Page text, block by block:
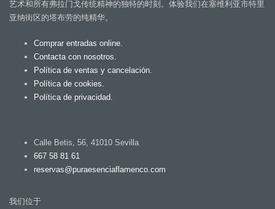
艺术和所有弗拉门戈传统精神的独特的时刻。体验我们在塞维利亚市特里
亚纳街区的塔布劳的纯精华。
Comprar entradas online.
Contacta con nosotros.
Política de ventas y cancelación.
Política de cookies.
Política de privacidad.
Calle Betis, 56, 41010 Sevilla
667 58 81 61
reservas@puraesenciaflamenco.com
我们位于